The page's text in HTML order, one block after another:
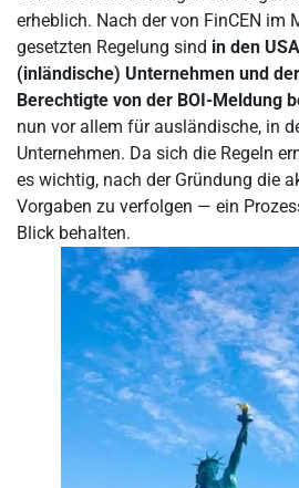
erheblich. Nach der von FinCEN im
gesetzten Regelung sind in den
(inländische) Unternehmen und
Berechtigte von der BOI-Meldung
nun vor allem für ausländische, in
Unternehmen. Da sich die Regeln
es wichtig, nach der Gründung die
Vorgaben zu verfolgen — ein
Blick behalten.